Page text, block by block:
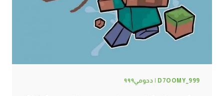
D7OOMY999
D7OOMY_999 | دحومي٩٩٩